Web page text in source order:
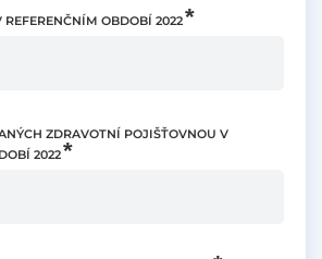
REFERENČNÍM OBDOBÍ 2022
ZDRAVOTNÍ POJIŠŤOVNOU V
2022